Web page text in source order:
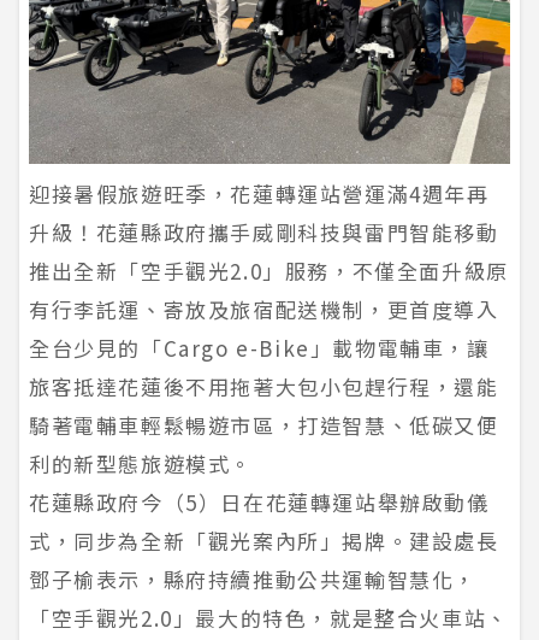
迎接暑假旅遊旺季，花蓮轉運站營運滿4週年再
升級！花蓮縣政府攜手威剛科技與雷門智能移動
推出全新「空手觀光2.0」服務，不僅全面升級原
有行李託運、寄放及旅宿配送機制，更首度導入
全台少見的「Cargo e-Bike」載物電輔車，讓
旅客抵達花蓮後不用拖著大包小包趕行程，還能
騎著電輔車輕鬆暢遊市區，打造智慧、低碳又便
利的新型態旅遊模式。
花蓮縣政府今（5）日在花蓮轉運站舉辦啟動儀
式，同步為全新「觀光案內所」揭牌。建設處長
鄧子榆表示，縣府持續推動公共運輸智慧化，
「空手觀光2.0」最大的特色，就是整合火車站、